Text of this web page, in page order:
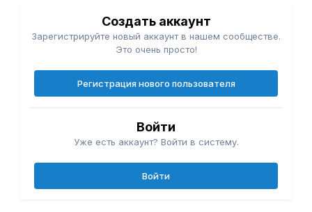
Создать аккаунт
Зарегистрируйте новый аккаунт в нашем сообществе.
Это очень просто!
Регистрация нового пользователя
Войти
Уже есть аккаунт? Войти в систему.
Войти